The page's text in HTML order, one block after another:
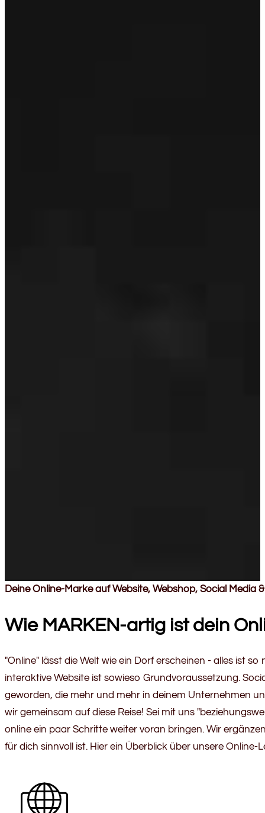
Deine Online-Marke auf Website, Webshop, Social Media
Wie MARKEN-artig ist dein
"Online" lässt die Welt wie ein Dorf erscheinen - alles ist
interaktive Website ist sowieso Grundvoraussetzung.
geworden, die mehr und mehr in deinem Unternehmen
wir gemeinsam auf diese Reise! Sei mit uns
online ein paar Schritte weiter voran bringen. Wir
für dich sinnvoll ist. Hier ein Überblick über unsere Online-